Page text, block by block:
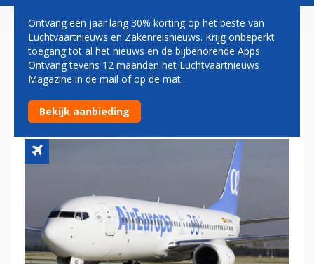
KLM: DEAL MET AIR EUROPA
GEEN OPLOSSING
GROEIPROBLEEM SCHIPHOL
Ontvang een jaar lang 30% korting op het beste van
Luchtvaartnieuws en Zakenreisnieuws. Krijg onbeperkt
toegang tot al het nieuws en de bijbehorende Apps.
Ontvang tevens 12 maanden het Luchtvaartnieuws
Magazine in de mail of op de mat.
Bekijk aanbieding